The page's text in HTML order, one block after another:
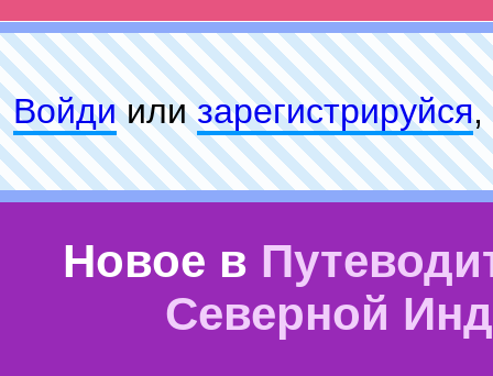
Войдиилизарeгиcтpируйся,
Новое в
Северной